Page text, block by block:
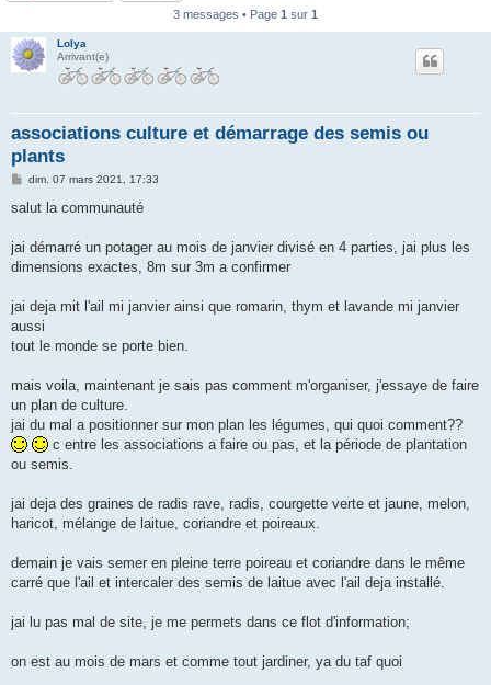
3 messages • Page 1 sur 1
Lolya
Arrivant(e)
associations culture et démarrage des semis ou
plants
M
s
g
dim. 07 mars 2021, 17:33
salut la communauté
jai démarré un potager au mois de janvier divisé en 4 parties, jai plus les
dimensions exactes, 8m sur 3m a confirmer
jai deja mit l'ail mi janvier ainsi que romarin, thym et lavande mi janvier
aussi
tout le monde se porte bien.
mais voila, maintenant je sais pas comment m'organiser, j'essaye de faire
un plan de culture.
jai du mal a positionner sur mon plan les légumes, qui quoi comment??
c entre les associations a faire ou pas, et la période de plantation
ou semis.
jai deja des graines de radis rave, radis, courgette verte et jaune, melon,
haricot, mélange de laitue, coriandre et poireaux.
demain je vais semer en pleine terre poireau et coriandre dans le même
carré que l'ail et intercaler des semis de laitue avec l'ail deja installé.
jai lu pas mal de site, je me permets dans ce flot d'information;
on est au mois de mars et comme tout jardiner, ya du taf quoi